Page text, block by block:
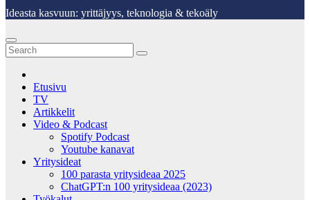
Ideasta kasvuun: yrittäjyys, teknologia & tekoäly
Etusivu
TV
Artikkelit
Video & Podcast
Spotify Podcast
Youtube kanavat
Yritysideat
100 parasta yritysideaa 2025
ChatGPT:n 100 yritysideaa (2023)